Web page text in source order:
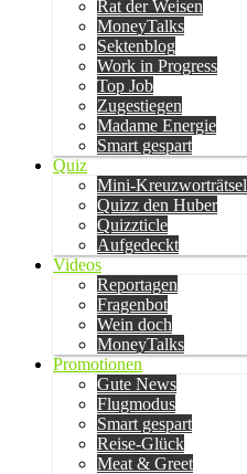
Rat der Weisen
MoneyTalks
Sektenblog
Work in Progress
Top Job
Zugestiegen
Madame Energie
Smart gespart
Quiz
Mini-Kreuzworträtsel
Quizz den Huber
Quizzticle
Aufgedeckt
Videos
Reportagen
Fragenbot
Wein doch
MoneyTalks
Promotionen
Gute News
Flugmodus
Smart gespart
Reise-Glück
Meat & Greet